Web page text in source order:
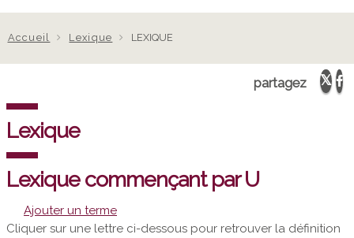
d'Ariane
Accueil Lexique LEXIQUE
partagez
Lexique
Lexique commençant par U
Ajouter un terme
Cliquer sur une lettre ci-dessous pour retrouver la définition